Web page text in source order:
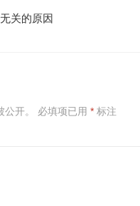
关的原因
开。 必填项已用 *标注